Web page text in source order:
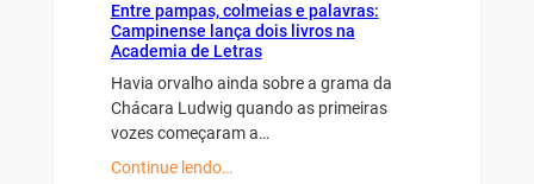
Entre pampas, colmeias e palavras:
Campinense lança dois livros na
Academia de Letras
Havia orvalho ainda sobre a grama da
Chácara Ludwig quando as primeiras
vozes começaram a…
Continue lendo…